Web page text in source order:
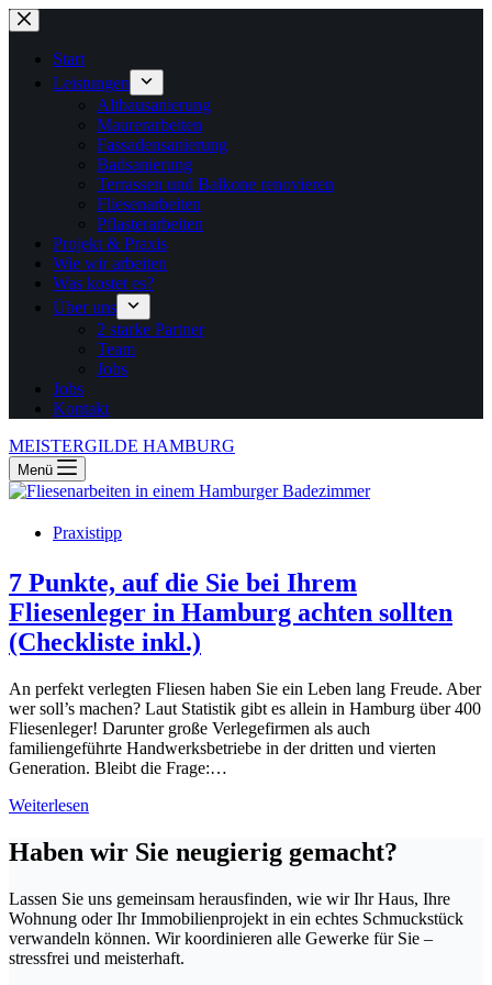
Zum
Inhalt
springenStart
Leistungen
Altbausanierung
Maurerarbeiten
Fassadensanierung
Badsanierung
Terrassen und Balkone renovieren
Fliesenarbeiten
Pflasterarbeiten
Projekt & Praxis
Wie wir arbeiten
Was kostet es?
Über uns
2 starke Partner
Team
Jobs
Jobs
Kontakt
MEISTERGILDE HAMBURG
Menü
Praxistipp
7 Punkte, auf die Sie bei Ihrem
Fliesenleger in Hamburg achten sollten
(Checkliste inkl.)
An perfekt verlegten Fliesen haben Sie ein Leben lang Freude. Aber
wer soll’s machen? Laut Statistik gibt es allein in Hamburg über 400
Fliesenleger! Darunter große Verlegefirmen als auch
familiengeführte Handwerksbetriebe in der dritten und vierten
Generation. Bleibt die Frage:…
Weiterlesen
die
bei
Ihrem
Fliesenleger
in
Haben wir Sie neugierig gemacht?
Lassen Sie uns gemeinsam herausfinden, wie wir Ihr Haus, Ihre
Wohnung oder Ihr Immobilienprojekt in ein echtes Schmuckstück
verwandeln können. Wir koordinieren alle Gewerke für Sie –
stressfrei und meisterhaft.